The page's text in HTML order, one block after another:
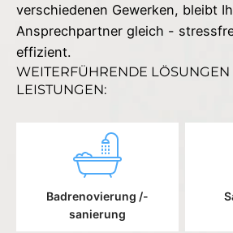
verschiedenen Gewerken, bleibt
Ansprechpartner gleich -
effizient.
WEITERFÜHRENDE
LEISTUNGEN:
Badrenovierung /-
sanierung